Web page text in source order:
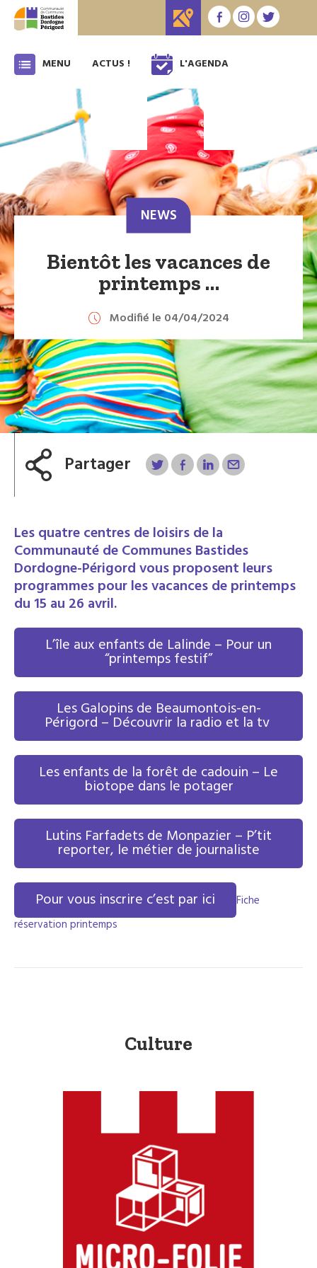
MENU ACTUS ! L'AGENDA
NEWS
Bientôt les vacances de
printemps …
Modifié le 04/04/2024
Partager
Les quatre centres de loisirs de la
Communauté de Communes Bastides
Dordogne-Périgord vous proposent leurs
programmes pour les vacances de printemps
du 15 au 26 avril.
L’île aux enfants de Lalinde – Pour un
“printemps festif”
Les Galopins de Beaumontois-en-
Périgord – Découvrir la radio et la tv
Les enfants de la forêt de cadouin – Le
biotope dans le potager
Lutins Farfadets de Monpazier – P’tit
reporter, le métier de journaliste
Pour vous inscrire c’est par ici
Fiche
réservation printemps
Culture